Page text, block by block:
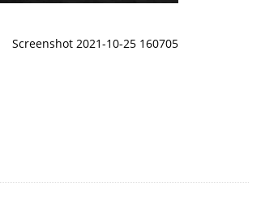
Screenshot 2021-10-25 160705